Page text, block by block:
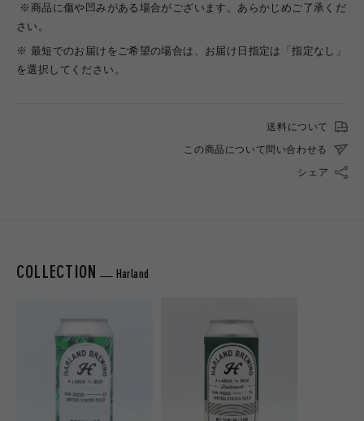
※商品に傷や凹みがある場合がございます。あらかじめご了承くだ
さい。
※ 最短でのお届けをご希望の場合は、お届け日指定は「指定なし」
を選択してください。
送料について
この商品について問い合わせる
シェア
COLLECTION Harland